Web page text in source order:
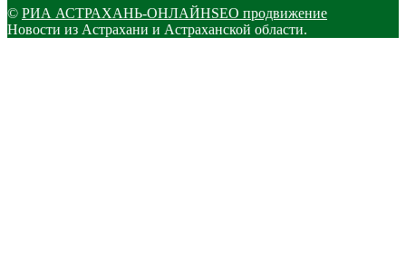
© РИА АСТРАХАНЬ-ОНЛАЙНSEO продвижение
Новости из Астрахани и Астраханской области.